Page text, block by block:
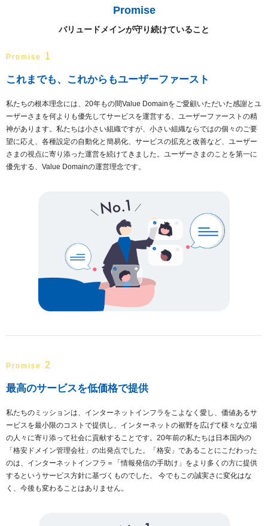
Promise
バリュードメインが守り続けていること
Promise 1
これまでも、これからもユーザーファースト
私たちの根本理念には、20年もの間Value Domainをご愛顧いただいた感謝とユ
ーザーさまを何よりも優先してサービスを運営する、ユーザーファーストの精
神があります。私たちは小さい組織ですが、小さい組織ならではの個々のご要
望に応え、各種設定の自動化と簡易化、サービスの拡充と改善など、ユーザー
さまの視点に寄り添った運営を続けてきました。ユーザーさまのことを第一に
優先する、Value Domainの運営理念です。
Promise 2
最高のサービスを低価格で提供
私たちのミッションは、インターネットインフラをこよなく愛し、価値あるサ
ービスを最小限のコストで提供し、インターネットの裾野を広げて様々な立場
の人々に寄り添って社会に貢献することです。20年前の私たちは日本国内の
「格安ドメイン管理会社」の出発点でした。「格安」であることにこだわった
のは、インターネットインフラ＝「情報発信の手助け」をより多くの方に提供
するというサービス方針に基づくものでした。 今でもこの誠実さに変化はな
く、今後も変わることはありません。